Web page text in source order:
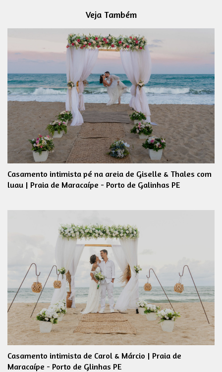
Veja Também
Casamento intimista pé na areia de Giselle & Thales com
luau | Praia de Maracaípe - Porto de Galinhas PE
Casamento intimista de Carol & Márcio | Praia de
Maracaípe - Porto de Glinhas PE